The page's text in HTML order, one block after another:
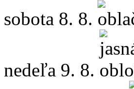
sobota 8. 8.
nedeľa 9. 8.